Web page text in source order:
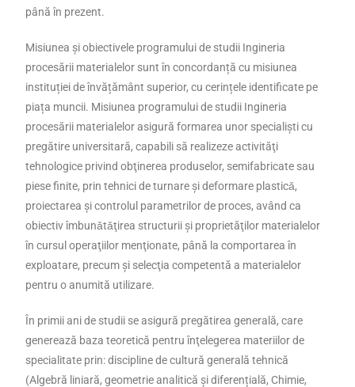
până în prezent.
Misiunea și obiectivele programului de studii Ingineria
procesării materialelor sunt în concordanță cu misiunea
instituției de învățământ superior, cu cerințele identificate pe
piața muncii. Misiunea programului de studii Ingineria
procesării materialelor asigură formarea unor specialişti cu
pregătire universitară, capabili să realizeze activităţi
tehnologice privind obţinerea produselor, semifabricate sau
piese finite, prin tehnici de turnare şi deformare plasticǎ,
proiectarea şi controlul parametrilor de proces, având ca
obiectiv îmbunǎtǎţirea structurii şi proprietăţilor materialelor
în cursul operaţiilor menţionate, până la comportarea în
exploatare, precum şi selecţia competentă a materialelor
pentru o anumită utilizare.
În primii ani de studii se asigură pregătirea generală, care
generează baza teoretică pentru înţelegerea materiilor de
specialitate prin: discipline de cultură generală tehnică
(Algebră liniară, geometrie analitică și diferențială, Chimie,